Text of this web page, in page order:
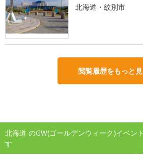
北海道・紋別市
閲覧履歴をもっと
北海道 のGW(ゴールデンウィーク)イベン
す